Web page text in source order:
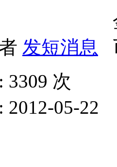
发短消息
3309 次
05-22